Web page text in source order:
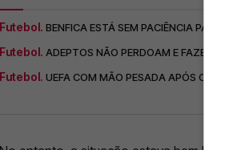
Futebol. BENFICA ESTÁ SEM PACIÊNCIA PARA
Futebol. ADEPTOS NÃO PERDOAM E FAZEM-
Futebol. UEFA COM MÃO PESADA APÓS